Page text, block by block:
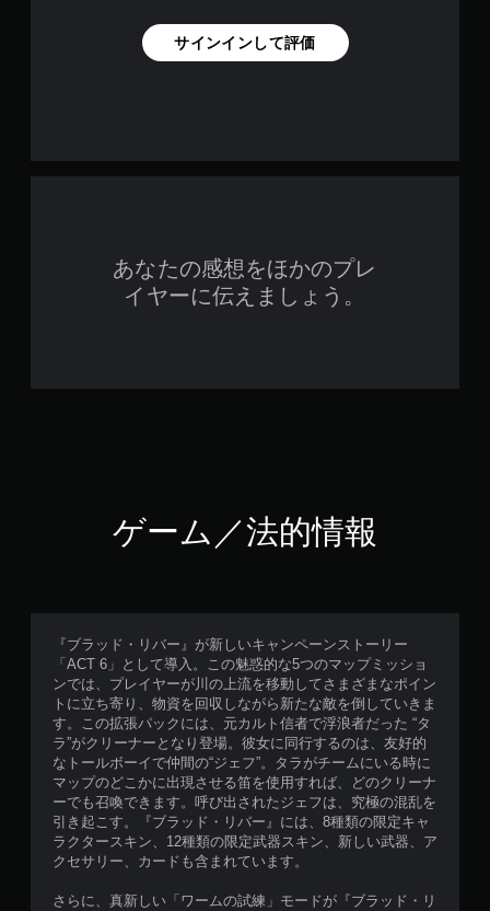
サインインして評価
あなたの感想をほかのプレ
イヤーに伝えましょう。
ゲーム／法的情報
『ブラッド・リバー』が新しいキャンペーンストーリー
「ACT 6」として導入。この魅惑的な5つのマップミッショ
ンでは、プレイヤーが川の上流を移動してさまざまなポイン
トに立ち寄り、物資を回収しながら新たな敵を倒していきま
す。この拡張パックには、元カルト信者で浮浪者だった “タ
ラ”がクリーナーとなり登場。彼女に同行するのは、友好的
なトールボーイで仲間の“ジェフ”。タラがチームにいる時に
マップのどこかに出現させる笛を使用すれば、どのクリーナ
ーでも召喚できます。呼び出されたジェフは、究極の混乱を
引き起こす。『ブラッド・リバー』には、8種類の限定キャ
ラクタースキン、12種類の限定武器スキン、新しい武器、ア
クセサリー、カードも含まれています。
さらに、真新しい「ワームの試練」モードが『ブラッド・リ